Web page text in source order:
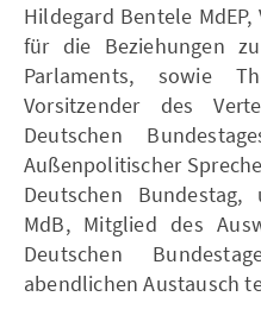
Hildegard Bentele
für die Beziehungen
Parlaments, sowie
Vorsitzender des
Deutschen
Außenpolitischer
Deutschen
MdB, Mitglied des
Deutschen
abendlichen Austausch